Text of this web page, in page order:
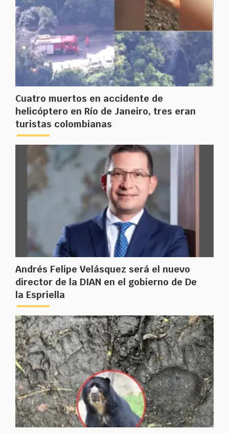
Cuatro muertos en accidente de
helicóptero en Río de Janeiro, tres eran
turistas colombianas
Andrés Felipe Velásquez será el nuevo
director de la DIAN en el gobierno de De
la Espriella